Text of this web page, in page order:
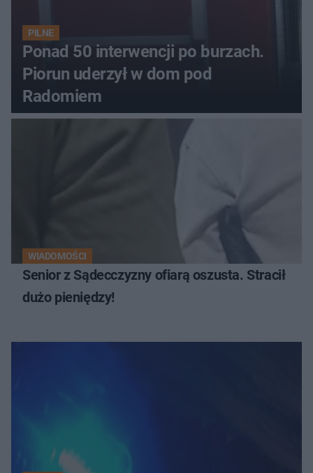
PILNE
Ponad 50 interwencji po burzach.
Piorun uderzył w dom pod
Radomiem
WIADOMOŚCI
Senior z Sądecczyzny ofiarą oszusta. Stracił
dużo pieniędzy!